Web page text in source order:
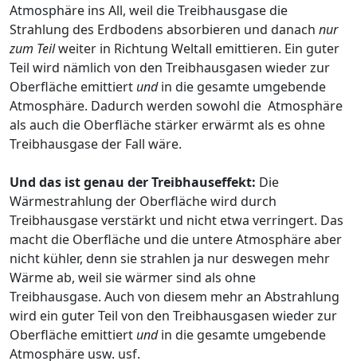
Atmosphäre ins All, weil die Treibhausgase die
Strahlung des Erdbodens absorbieren und danach nur
zum Teilweiter in Richtung Weltall emittieren. Ein guter
Teil wird nämlich von den Treibhausgasen wieder zur
Oberfläche emittiert undin die gesamte umgebende
Atmosphäre. Dadurch werden sowohl die Atmosphäre
als auch die Oberfläche stärker erwärmt als es ohne
Treibhausgase der Fall wäre.
Und das ist genau der Treibhauseffekt: Die
Wärmestrahlung der Oberfläche wird durch
Treibhausgase verstärkt und nicht etwa verringert. Das
macht die Oberfläche und die untere Atmosphäre aber
nicht kühler, denn sie strahlen ja nur deswegen mehr
Wärme ab, weil sie wärmer sind als ohne
Treibhausgase. Auch von diesem mehr an Abstrahlung
wird ein guter Teil von den Treibhausgasen wieder zur
Oberfläche emittiert undin die gesamte umgebende
Atmosphäre usw. usf.